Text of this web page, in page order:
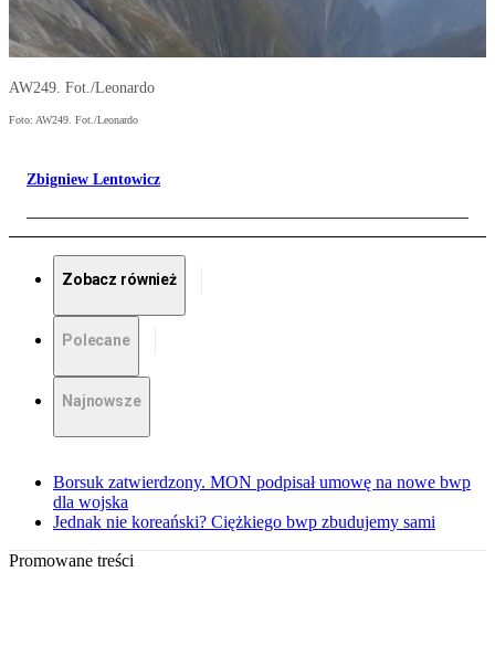
AW249. Fot./Leonardo
Foto: AW249. Fot./Leonardo
Zbigniew Lentowicz
Zobacz również
Polecane
Najnowsze
Borsuk zatwierdzony. MON podpisał umowę na nowe bwp
dla wojska
Jednak nie koreański? Ciężkiego bwp zbudujemy sami
Promowane treści